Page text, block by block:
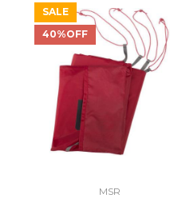
SALE
40%OFF
MSR